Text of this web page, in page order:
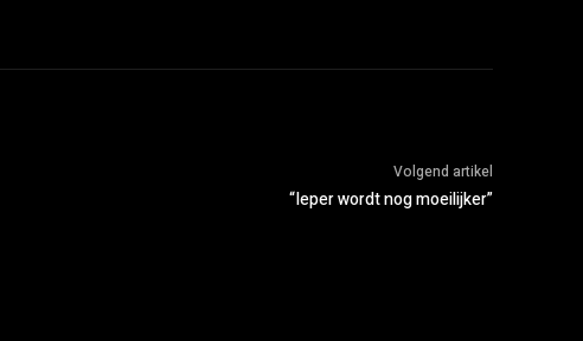
Volgend artikel
“Ieper wordt nog moeilijker”